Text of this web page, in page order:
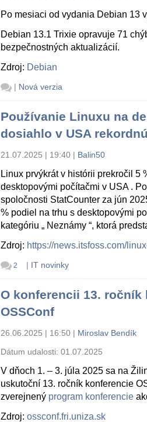
Po mesiaci od vydania Debian 13
Debian 13.1 Trixie opravuje 71
bezpečnostných aktualizácií.
Zdroj: Debian
| Nová verzia
Používanie Linuxu na
dosiahlo v USA
21.07.2025 | 19:40 | Balin50
Linux prvýkrát v histórii prekročil 5
desktopovými počítačmi v USA .
spoločnosti StatCounter za jún
% podiel na trhu s desktopovými
kategóriu „ Neznámy “, ktorá
Zdroj: https://news.itsfoss.com/
2 | IT novinky
O konferencii 13. ročník
OSSConf
26.06.2025 | 16:50 | Miroslav Bendík
Dátum udalosti:01.07.2025
V dňoch 1. – 3. júla 2025 sa na
uskutoční 13. ročník konferencie
zverejnený program konferencie
Zdroj:ossconf.fri.uniza.sk